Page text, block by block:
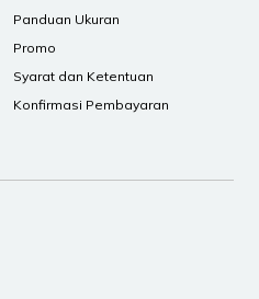
Panduan Ukuran
Promo
Syarat dan Ketentuan
Konfirmasi Pembayaran